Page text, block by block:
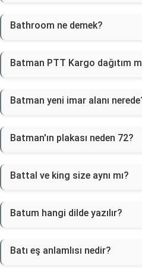
Bathroom ne demek?
Batman PTT Kargo dağıtım
Batman yeni imar alanı
Batman'ın plakası neden 72?
Battal ve king size aynı mı?
Batum hangi dilde yazılır?
Batı eş anlamlısı nedir?